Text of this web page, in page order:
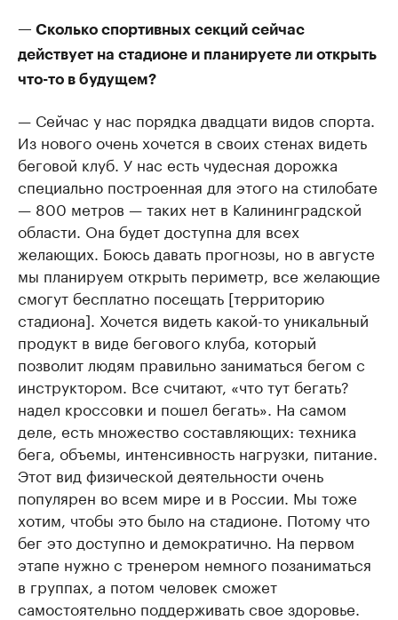
— Сколько спортивных секций сейчас
действует на стадионе и планируете ли открыть
что-то в будущем?
— Сейчас у нас порядка двадцати видов спорта.
Из нового очень хочется в своих стенах видеть
беговой клуб. У нас есть чудесная дорожка
специально построенная для этого на стилобате
— 800 метров — таких нет в Калининградской
области. Она будет доступна для всех
желающих. Боюсь давать прогнозы, но в августе
мы планируем открыть периметр, все желающие
смогут бесплатно посещать [территорию
стадиона]. Хочется видеть какой-то уникальный
продукт в виде бегового клуба, который
позволит людям правильно заниматься бегом с
инструктором. Все считают, «что тут бегать?
надел кроссовки и пошел бегать». На самом
деле, есть множество составляющих: техника
бега, объемы, интенсивность нагрузки, питание.
Этот вид физической деятельности очень
популярен во всем мире и в России. Мы тоже
хотим, чтобы это было на стадионе. Потому что
бег это доступно и демократично. На первом
этапе нужно с тренером немного позаниматься
в группах, а потом человек сможет
самостоятельно поддерживать свое здоровье.